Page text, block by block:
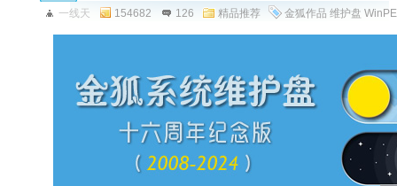
一线天 154682 126 精品推荐 金狐作品 维护盘 WinPE